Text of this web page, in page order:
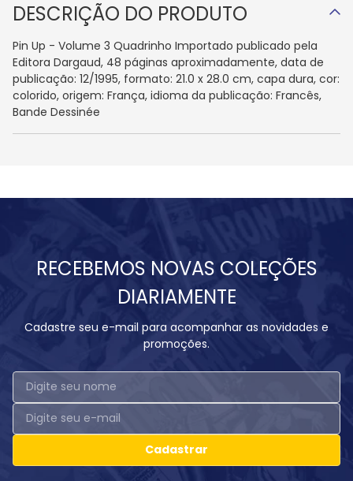
DESCRIÇÃO DO PRODUTO
Pin Up - Volume 3 Quadrinho Importado publicado pela
Editora Dargaud, 48 páginas aproximadamente, data de
publicação: 12/1995, formato: 21.0 x 28.0 cm, capa dura, cor:
colorido, origem: França, idioma da publicação: Francês,
Bande Dessinée
RECEBEMOS NOVAS COLEÇÕES
DIARIAMENTE
Cadastre seu e-mail para acompanhar as novidades e
promoções.
Cadastrar